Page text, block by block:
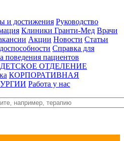
и достижения Руководство
Клиники Гранти-Мед Врачи
Акции Новости Статьи
Справка для
поведения пациентов
ДЕТСКОЕ ОТДЕЛЕНИЕ
КОРПОРАТИВНАЯ
Работа у нас